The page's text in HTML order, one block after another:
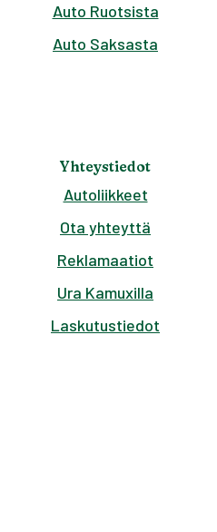
Auto Ruotsista
Auto Saksasta
Yhteystiedot
Autoliikkeet
Ota yhteyttä
Reklamaatiot
Ura Kamuxilla
Laskutustiedot